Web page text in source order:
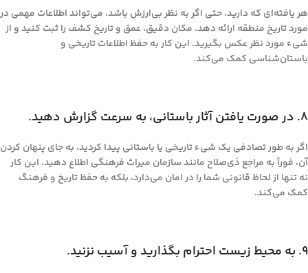
هر یافته‌ای که دارید، حتی اگر به نظر بی‌ارزش باشد، می‌تواند اطلاعات مهمی در
مورد تاریخ منطقه ارائه دهد. مکان دقیق، عمق و تاریخ کشف را ثبت کنید و از
شیء مورد نظر عکس بگیرید. این کار به حفظ اطلاعات تاریخی و
باستان‌شناسی کمک می‌کند.
۸. در صورت یافتن آثار باستانی، به سرعت گزارش دهید.
اگر به طور تصادفی یک شیء تاریخی یا باستانی پیدا کردید، به جای پنهان کردن
آن، فوراً به مراجع ذی‌صلاح مانند سازمان میراث فرهنگی اطلاع دهید. این کار
نه تنها از لحاظ قانونی شما را در امان می‌دارد، بلکه به حفظ تاریخ و فرهنگ
کمک می‌کند.
۹. به محیط زیست احترام بگذارید و آسیب نزنید.